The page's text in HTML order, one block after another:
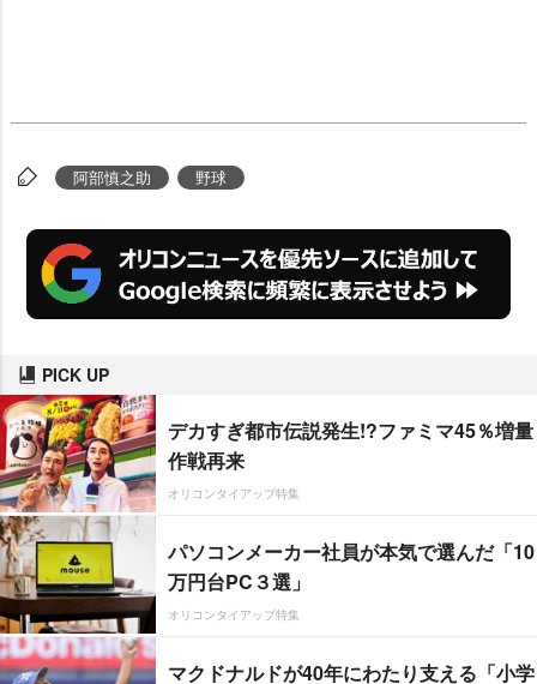
阿部慎之助 野球
PICK UP
デカすぎ都市伝説発生!?ファミマ45％増量
作戦再来
オリコンタイアップ特集
パソコンメーカー社員が本気で選んだ「10
万円台PC３選」
オリコンタイアップ特集
マクドナルドが40年にわたり支える「小学